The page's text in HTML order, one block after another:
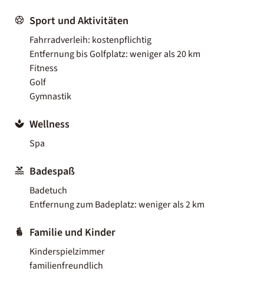
Sport und Aktivitäten
Fahrradverleih: kostenpflichtig
Entfernung bis Golfplatz: weniger als 20 km
Fitness
Golf
Gymnastik
Wellness
Spa
Badespaß
Badetuch
Entfernung zum Badeplatz: weniger als 2 km
Familie und Kinder
Kinderspielzimmer
familienfreundlich